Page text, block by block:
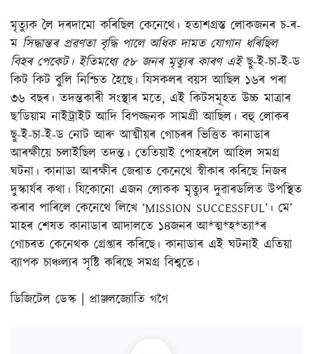
মৃত্যুক লৈ দৰদামো কৰিছিল কেনেথে। হতাশগ্ৰস্ত লোকজনৰ চ-ৰ-
ম সিদ্ধান্তৰ প্ৰৱণতা বৃদ্ধি পালে অধিক দামত যোগান ধৰিছিল
বিহৰ পেকেট। ইতিমধ্যে ৫৮ জনৰ মৃত্যুৰ কাৰণ এইছু-ই-চা-ই-ড
কিট কিট বুলি নিশ্চিত হৈছে। যিসকলৰ বয়স আছিল ১৬ৰ পৰা
৩৬ বছৰ। তদন্তকাৰী সংস্থাৰ মতে, এই কিটসমূহত উচ্চ মাত্ৰাৰ
ছ’ডিয়াম নাইট্ৰাইট আদি বিপজ্জনক সামগ্ৰী আছিল। বহু লোকৰ
ছু-ই-চা-ই-ড নোট আৰু আত্মীয়ৰ গোচৰৰ ভিত্তিত কানাডাৰ
আৰক্ষীয়ে চলাইছিল তদন্ত। তেতিয়াই পোহৰলৈ আহিল সমগ্ৰ
ঘটনা। কানাডা আৰক্ষীৰ জেৰাত কেনেথে স্বীকাৰ কৰিছে নিজৰ
দুস্কাৰ্যৰ কথা। যিকোনো এজন লোকক মৃত্যুৰ দুৱাৰডলিত উপস্থিত
কৰাব পাৰিলে কেনেথে লিখে ‘MISSION SUCCESSFUL’। মে’
মাহৰ শেষত কানাডাৰ আদালতে ১৪জনৰ আ*ত্ম*হ*ত্যা*ৰ
গোচৰত কেনেথক গ্ৰেপ্তাৰ কৰিছে। কানাডাৰ এই ঘটনাই এতিয়া
ব্যাপক চাঞ্চল্যৰ সৃষ্টি কৰিছে সমগ্ৰ বিশ্বতে।
ডিজিটেল ডেস্ক | প্ৰাঞ্জলজ্যোতি গগৈ